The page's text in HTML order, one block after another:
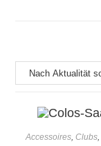
Accessoires, Clubs,